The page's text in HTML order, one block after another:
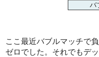
バ
ここ最近バブルマッチで
ゼロでした。それでもデ